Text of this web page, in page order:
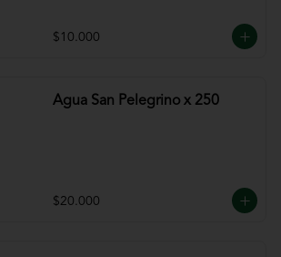
$10.000
Agua San Pelegrino x 250
$20.000